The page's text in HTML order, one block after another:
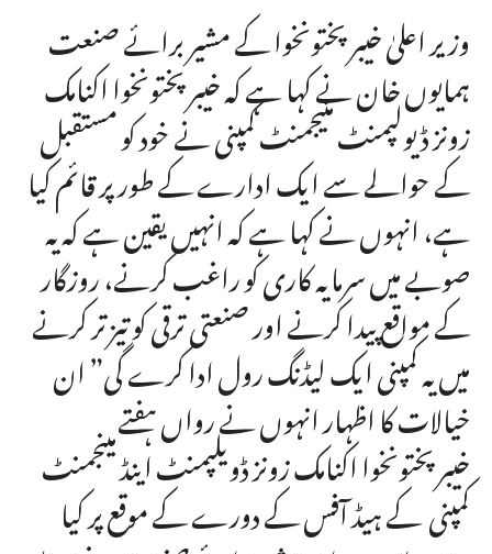
وزیر اعلیٰ خیبرپختونخوا کے مشیر برائے صنعت
ہمایوں خان نے کہا ہے کہ خیبر پختونخوا اکنامک
زونز ڈیولپمنٹ منیجمنٹ کمپنی نے خود کو مستقبل
کے حوالے سے ایک ادارے کے طور پر قائم کیا
ہے، انہوں نے کہا ہے کہ انہیں یقین ہے کہ یہ
صوبے میں سرمایہ کاری کو راغب کرنے، روزگار
کے مواقع پیدا کرنے اور صنعتی ترقی کو تیزتر کرنے
میں یہ کمپنی ایک لیڈنگ رول ادا کرے گی” ان
خیالات کا اظہار انہوں نے رواں ہفتے
خیبرپختونخوا اکنامک زونز ڈویلپمنٹ اینڈ مینجمنٹ
کمپنی کے ہیڈ آفس کے دورے کے موقع پر کیا